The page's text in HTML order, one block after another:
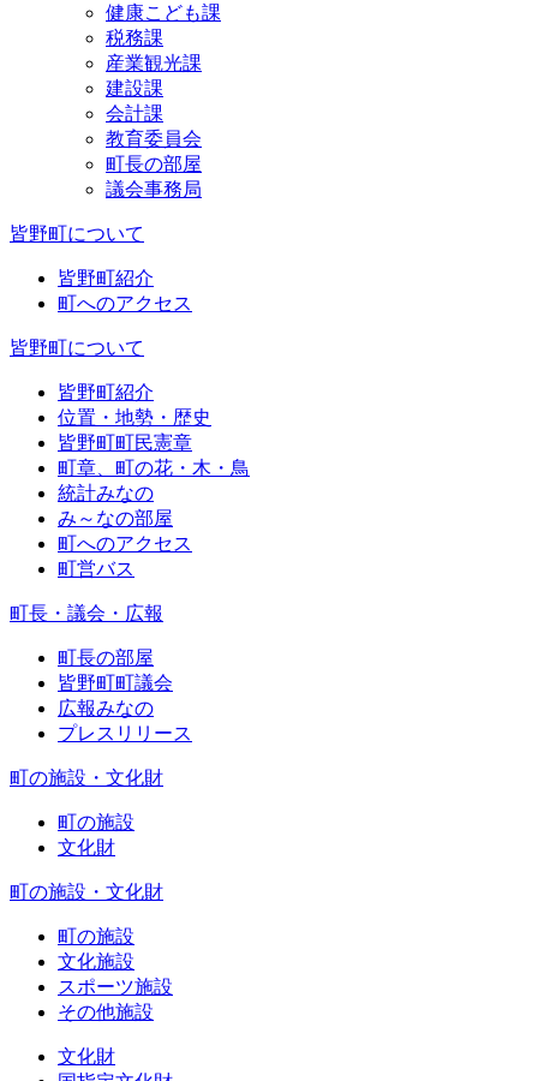
健康こども課
税務課
産業観光課
建設課
会計課
教育委員会
町長の部屋
議会事務局
皆野町について
皆野町紹介
町へのアクセス
皆野町について
皆野町紹介
位置・地勢・歴史
皆野町町民憲章
町章、町の花・木・鳥
統計みなの
み～なの部屋
町へのアクセス
町営バス
町長・議会・広報
町長の部屋
皆野町町議会
広報みなの
プレスリリース
町の施設・文化財
町の施設
文化財
町の施設・文化財
町の施設
文化施設
スポーツ施設
その他施設
文化財